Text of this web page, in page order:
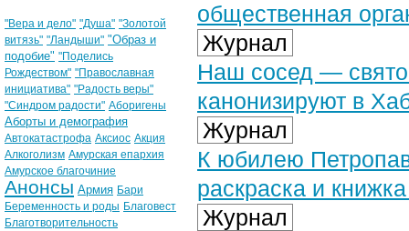
общественная
Журнал
Наш сосед ―
канонизируют в
Журнал
К юбилею
раскраска и
Журнал
"Вера и дело" "Душа" "Золотой
витязь" "Ландыши" "Образ и
подобие" "Поделись
Рождеством" "Православная
инициатива" "Радость веры"
"Синдром радости" Аборигены
Аборты и демография
Автокатастрофа Аксиос Акция
Алкоголизм Амурская епархия
Амурское благочиние
Анонсы Армия Бари
Беременность и роды Благовест
Благотворительность